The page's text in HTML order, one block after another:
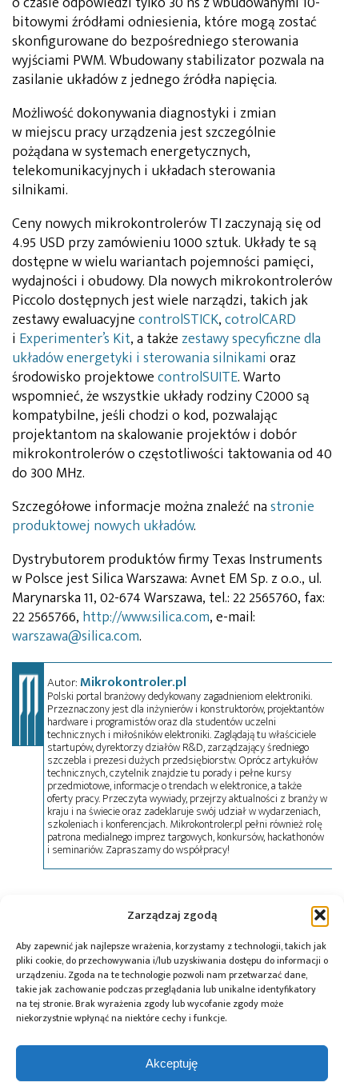
Zarządzaj zgodą
Aby zapewnić jak najlepsze wrażenia, korzystamy z technologii, takich jak
pliki cookie, do przechowywania i/lub uzyskiwania dostępu do informacji o
urządzeniu. Zgoda na te technologie pozwoli nam przetwarzać dane,
takie jak zachowanie podczas przeglądania lub unikalne identyfikatory
na tej stronie. Brak wyrażenia zgody lub wycofanie zgody może
niekorzystnie wpłynąć na niektóre cechy i funkcje.
Akceptuję
bitowymi źródłami odniesienia, które mogą zostać
skonfigurowane do bezpośredniego sterowania
wyjściami PWM. Wbudowany stabilizator pozwala na
zasilanie układów z jednego źródła napięcia.
Możliwość dokonywania diagnostyki i zmian
w miejscu pracy urządzenia jest szczególnie
pożądana w systemach energetycznych,
telekomunikacyjnych i układach sterowania
silnikami.
Ceny nowych mikrokontrolerów TI zaczynają się od
4.95 USD przy zamówieniu 1000 sztuk. Układy te są
dostępne w wielu wariantach pojemności pamięci,
wydajności i obudowy. Dla nowych mikrokontrolerów
Piccolo dostępnych jest wiele narządzi, takich jak
zestawy ewaluacyjnecontrolSTICK,cotrolCARD
i Experimenter’s Kit, a także zestawy specyficzne dla
układów energetyki i sterowania silnikami oraz
środowisko projektowecontrolSUITE. Warto
wspomnieć, że wszystkie układy rodziny C2000 są
kompatybilne, jeśli chodzi o kod, pozwalając
projektantom na skalowanie projektów i dobór
mikrokontrolerów o częstotliwości taktowania od 40
do 300 MHz.
Szczegółowe informacje można znaleźć nastronie
produktowej nowych układów.
Dystrybutorem produktów firmy Texas Instruments
w Polsce jest Silica Warszawa: Avnet EM Sp. z o.o., ul.
Marynarska 11, 02-674 Warszawa, tel.: 22 2565760, fax:
22 2565766, http://www.silica.com, e-mail:
warszawa@silica.com.
Autor:Mikrokontroler.pl
Polski portal branżowy dedykowany zagadnieniom elektroniki.
Przeznaczony jest dla inżynierów i konstruktorów, projektantów
hardware i programistów oraz dla studentów uczelni
technicznych i miłośników elektroniki. Zaglądają tu właściciele
startupów, dyrektorzy działów R&D, zarządzający średniego
szczebla i prezesi dużych przedsiębiorstw. Oprócz artykułów
technicznych, czytelnik znajdzie tu porady i pełne kursy
przedmiotowe, informacje o trendach w elektronice, a także
oferty pracy. Przeczyta wywiady, przejrzy aktualności z branży w
kraju i na świecie oraz zadeklaruje swój udział w wydarzeniach,
szkoleniach i konferencjach. Mikrokontroler.pl pełni również rolę
patrona medialnego imprez targowych, konkursów, hackathonów
i seminariów. Zapraszamy do współpracy!
mikrokontrolery , news
Texas Instruments,TI Corner
Przeczytaj również: